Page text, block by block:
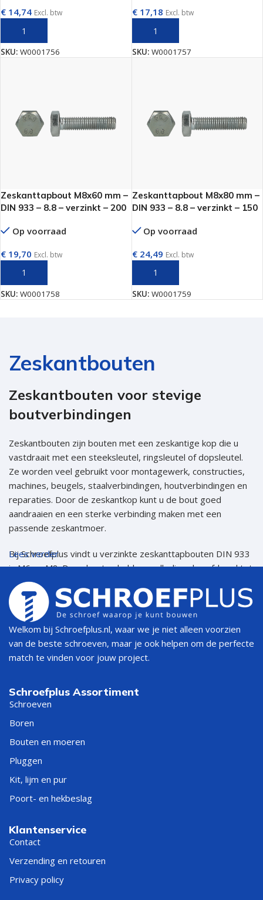
€ 14,74 Excl. btw
SKU: W0001756
€17,18 Excl. btw
SKU: W0001757
Zeskanttapbout M8x60 mm –
DIN 933 – 8.8 – verzinkt – 200
Op voorraad
€ 19,70 Excl. btw
SKU: W0001758
Zeskanttapbout M8x80 mm –
DIN 933 – 8.8 – verzinkt – 150
Op voorraad
€24,49 Excl. btw
SKU: W0001759
Zeskantbouten
Zeskantbouten voor stevige
boutverbindingen
Zeskantbouten zijn bouten met een zeskantige kop die u
vastdraait met een steeksleutel, ringsleutel of dopsleutel.
Ze worden veel gebruikt voor montagewerk, constructies,
machines, beugels, staalverbindingen, houtverbindingen en
reparaties. Door de zeskantkop kunt u de bout goed
aandraaien en een sterke verbinding maken met een
passende zeskantmoer.
Bij Schroefplus vindt u verzinkte zeskanttapbouten DIN 933
in M6 en M8. Deze bouten hebben volledig schroefdraad tot
aan de kop en zijn uitgevoerd in sterkteklasse 8.8. Dat
maakt ze geschikt voor stevige, demontabele verbindingen
waarbij u de bout combineert met een moer en eventueel
een sluitring of carrosseriering.
Snel de juiste zeskantbout kiezen
TOEPASSING
Lichtere montage, beugels
Stevigere montage,
hout/staal en algemene
constructies
lengte draad hebben
Bout moet deels gladde
schacht hebben
Lees verder
Welkom bij Schroefplus.nl, waar we je niet alleen voorzien
van de beste schroeven, maar je ook helpen om de perfecte
match te vinden voor jouw project.
Schroefplus Assortiment
Schroeven
Boren
Bouten en moeren
Pluggen
Kit, lijm en pur
Poort- en hekbeslag
Klantenservice
Contact
Verzending en retouren
Privacy policy